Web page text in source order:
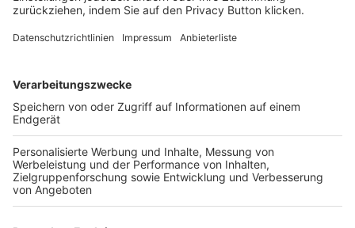
FOLGE DEM BFV
TOP-VEREINE
TOP-PARTNER